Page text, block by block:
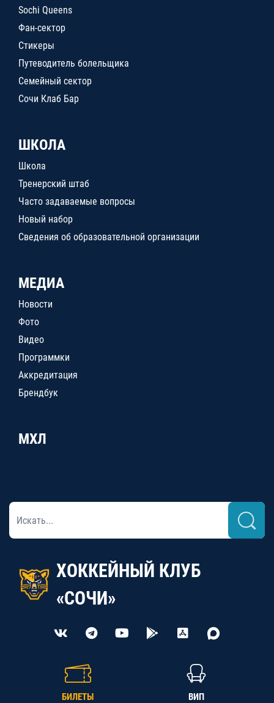
Sochi Queens
Фан-сектор
Стикеры
Путеводитель болельщика
Семейный сектор
Сочи Клаб Бар
ШКОЛА
Школа
Тренерский штаб
Часто задаваемые вопросы
Новый набор
Сведения об образовательной организации
МЕДИА
Новости
Фото
Видео
Программки
Аккредитация
Брендбук
МХЛ
ХОККЕЙНЫЙ КЛУБ
«СОЧИ»
БИЛЕТЫ ВИП